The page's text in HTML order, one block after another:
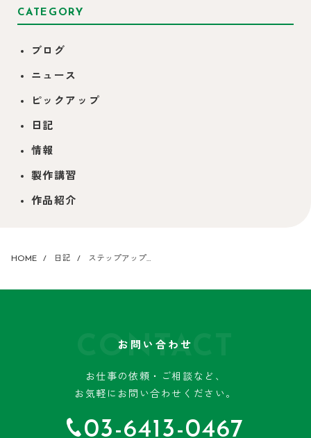
CATEGORY
ブログ
ニュース
ピックアップ
日記
情報
製作講習
作品紹介
HOME 日記 ステップアップ…
CONTACT
お問い合わせ
お仕事の依頼・ご相談など、
お気軽にお問い合わせください。
03-6413-0467